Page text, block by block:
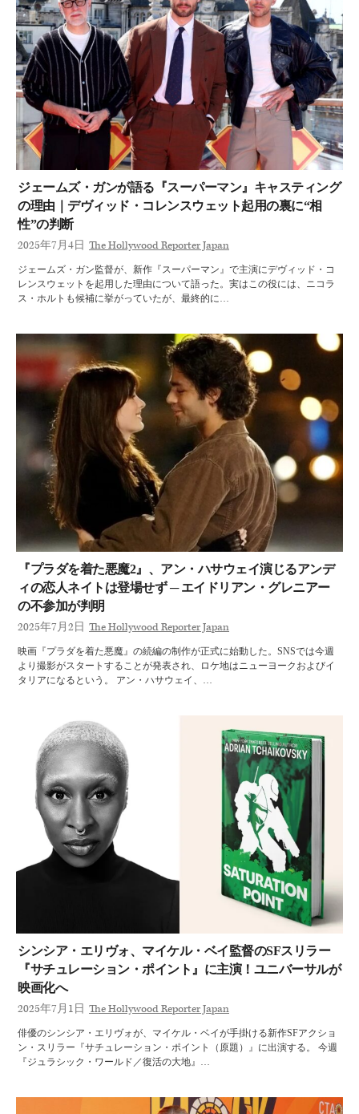
ジェームズ・ガンが語る『スーパーマン』キャスティング
の理由｜デヴィッド・コレンスウェット起用の裏に“相
性”の判断
2025年7月4日 The Hollywood Reporter Japan
ジェームズ・ガン監督が、新作『スーパーマン』で主演にデヴィッド・コ
レンスウェットを起用した理由について語った。実はこの役には、ニコラ
ス・ホルトも候補に挙がっていたが、最終的に…
『プラダを着た悪魔2』、アン・ハサウェイ演じるアンデ
ィの恋人ネイトは登場せず ─ エイドリアン・グレニアー
の不参加が判明
2025年7月2日 The Hollywood Reporter Japan
映画『プラダを着た悪魔』の続編の制作が正式に始動した。SNSでは今週
より撮影がスタートすることが発表され、ロケ地はニューヨークおよびイ
タリアになるという。 アン・ハサウェイ、…
シンシア・エリヴォ、マイケル・ベイ監督のSFスリラー
『サチュレーション・ポイント』に主演！ユニバーサルが
映画化へ
2025年7月1日 The Hollywood Reporter Japan
俳優のシンシア・エリヴォが、マイケル・ベイが手掛ける新作SFアクショ
ン・スリラー『サチュレーション・ポイント（原題）』に出演する。 今週
『ジュラシック・ワールド／復活の大地』…